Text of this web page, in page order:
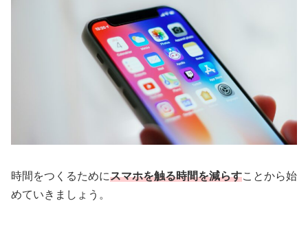
時間をつくるためにスマホを触る時間を減らすことから始
めていきましょう。